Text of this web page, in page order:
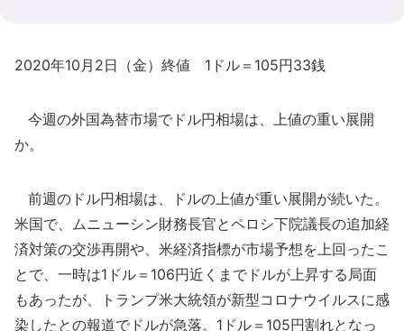
2020年10月2日（金）終値 1ドル＝105円33銭
今週の外国為替市場でドル円相場は、上値の重い展開
か。
前週のドル円相場は、ドルの上値が重い展開が続いた。
米国で、ムニューシン財務長官とペロシ下院議長の追加経
済対策の交渉再開や、米経済指標が市場予想を上回ったこ
とで、一時は1ドル＝106円近くまでドルが上昇する局面
もあったが、トランプ米大統領が新型コロナウイルスに感
染したとの報道でドルが急落。1ドル＝105円割れとなっ